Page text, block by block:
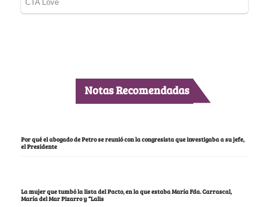
Notas Recomendadas
Por qué el abogado de Petro se reunió con la congresista que investigaba a su jefe,
el Presidente
La mujer que tumbó la lista del Pacto, en la que estaba María Fda. Carrascal,
María del Mar Pizarro y “Lalis